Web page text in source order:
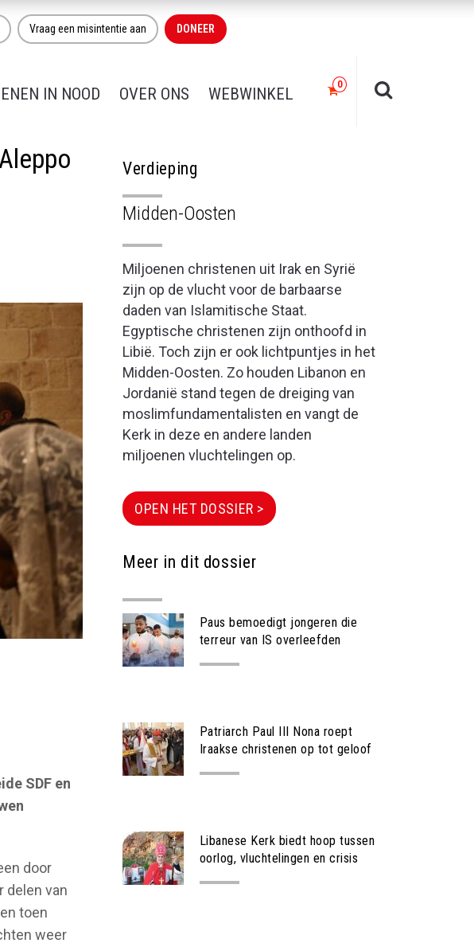
Vraag een misintentie aan DONEER
IN NOOD OVER ONS WEBWINKEL
SDF en
door
delen van
toen
weer
Verdieping
Midden-Oosten
Miljoenen christenen uit Irak en Syrië
zijn op de vlucht voor de barbaarse
daden van Islamitische Staat.
Egyptische christenen zijn onthoofd in
Libië. Toch zijn er ook lichtpuntjes in het
Midden-Oosten. Zo houden Libanon en
Jordanië stand tegen de dreiging van
moslimfundamentalisten en vangt de
Kerk in deze en andere landen
miljoenen vluchtelingen op.
OPEN HET DOSSIER >
Meer in dit dossier
Paus bemoedigt jongeren die
terreur van IS overleefden
Patriarch Paul III Nona roept
Iraakse christenen op tot geloof
Libanese Kerk biedt hoop tussen
oorlog, vluchtelingen en crisis